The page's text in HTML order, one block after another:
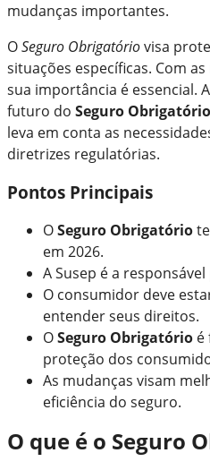
mudanças importantes.
OSeguro Obrigatóriovisa
situações específicas. Com
sua importância é essencial. A
futuro do Seguro Obrigatório
leva em conta as
diretrizes regulatórias.
Pontos Principais
OSeguro Obrigatório
em 2026.
A Susep é a
O consumidor deve
entender seus direitos.
OSeguro Obrigatório é
proteção dos
As mudanças visam
eficiência do seguro.
O que é o Seguro